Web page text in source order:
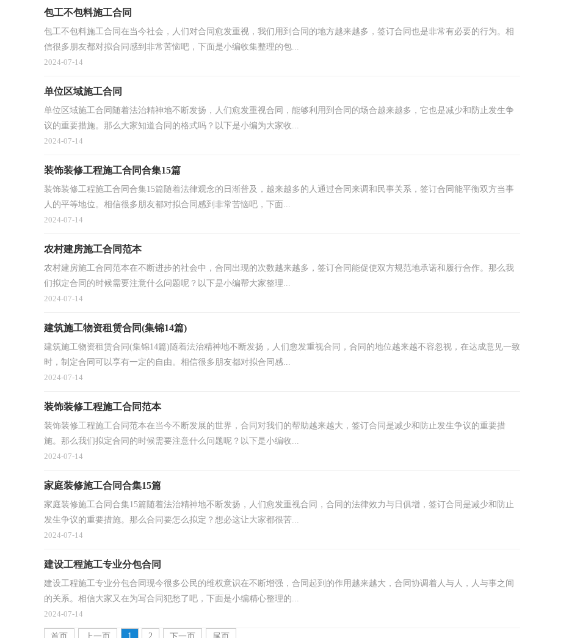
包工不包料施工合同
包工不包料施工合同在当今社会，人们对合同愈发重视，我们用到合同的地方越来越多，签订合同也是非常有必要的行为。相
信很多朋友都对拟合同感到非常苦恼吧，下面是小编收集整理的包...
2024-07-14
单位区域施工合同
单位区域施工合同随着法治精神地不断发扬，人们愈发重视合同，能够利用到合同的场合越来越多，它也是减少和防止发生争
议的重要措施。那么大家知道合同的格式吗？以下是小编为大家收...
2024-07-14
装饰装修工程施工合同合集15篇
装饰装修工程施工合同合集15篇随着法律观念的日渐普及，越来越多的人通过合同来调和民事关系，签订合同能平衡双方当事
人的平等地位。相信很多朋友都对拟合同感到非常苦恼吧，下面...
2024-07-14
农村建房施工合同范本
农村建房施工合同范本在不断进步的社会中，合同出现的次数越来越多，签订合同能促使双方规范地承诺和履行合作。那么我
们拟定合同的时候需要注意什么问题呢？以下是小编帮大家整理...
2024-07-14
建筑施工物资租赁合同(集锦14篇)
建筑施工物资租赁合同(集锦14篇)随着法治精神地不断发扬，人们愈发重视合同，合同的地位越来越不容忽视，在达成意见一致
时，制定合同可以享有一定的自由。相信很多朋友都对拟合同感...
2024-07-14
装饰装修工程施工合同范本
装饰装修工程施工合同范本在当今不断发展的世界，合同对我们的帮助越来越大，签订合同是减少和防止发生争议的重要措
施。那么我们拟定合同的时候需要注意什么问题呢？以下是小编收...
2024-07-14
家庭装修施工合同合集15篇
家庭装修施工合同合集15篇随着法治精神地不断发扬，人们愈发重视合同，合同的法律效力与日俱增，签订合同是减少和防止
发生争议的重要措施。那么合同要怎么拟定？想必这让大家都很苦...
2024-07-14
建设工程施工专业分包合同
建设工程施工专业分包合同现今很多公民的维权意识在不断增强，合同起到的作用越来越大，合同协调着人与人，人与事之间
的关系。相信大家又在为写合同犯愁了吧，下面是小编精心整理的...
2024-07-14
1 2